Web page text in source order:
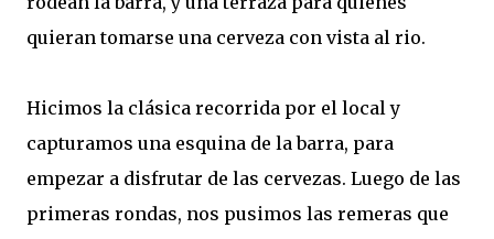
quieran tomarse una cerveza con vista al rio.
Hicimos la clásica recorrida por el local y
capturamos una esquina de la barra, para
empezar a disfrutar de las cervezas. Luego de las
primeras rondas, nos pusimos las remeras que